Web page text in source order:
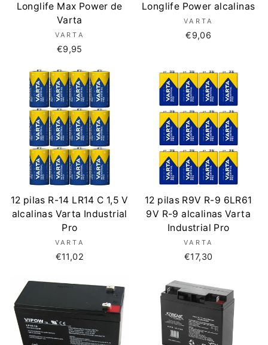
Longlife Max Power de
Varta
VARTA
€9,95
Longlife Power alcalinas
VARTA
€9,06
12 pilas R-14 LR14 C 1,5 V
alcalinas Varta Industrial
Pro
VARTA
€11,02
12 pilas R9V R-9 6LR61
9V R-9 alcalinas Varta
Industrial Pro
VARTA
€17,30